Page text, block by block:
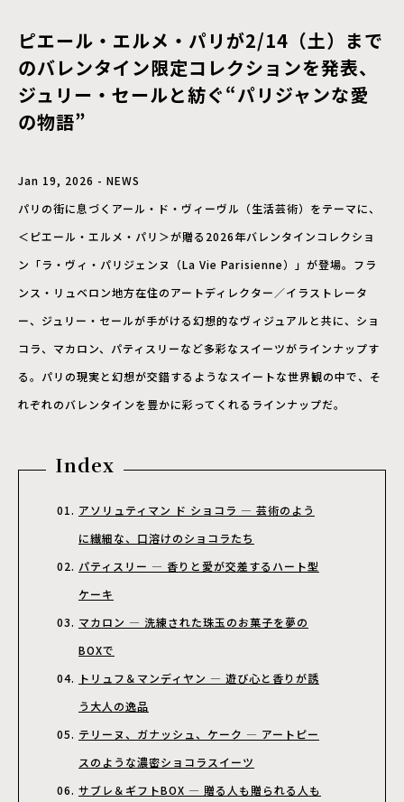
ピエール・エルメ・パリが2/14（土）まで
のバレンタイン限定コレクションを発表、
ジュリー・セールと紡ぐ“パリジャンな愛
の物語”
Jan 19, 2026 - NEWS
パリの街に息づくアール・ド・ヴィーヴル（生活芸術）をテーマに、
＜ピエール・エルメ・パリ＞が贈る2026年バレンタインコレクショ
ン「ラ・ヴィ・パリジェンヌ（La Vie Parisienne）」が登場。フラ
ンス・リュベロン地方在住のアートディレクター／イラストレータ
ー、ジュリー・セールが手がける幻想的なヴィジュアルと共に、ショ
コラ、マカロン、パティスリーなど多彩なスイーツがラインナップす
る。パリの現実と幻想が交錯するようなスイートな世界観の中で、そ
れぞれのバレンタインを豊かに彩ってくれるラインナップだ。
Index
アソリュティマン ド ショコラ ― 芸術のよう
に繊細な、口溶けのショコラたち
パティスリー ― 香りと愛が交差するハート型
ケーキ
マカロン ― 洗練された珠玉のお菓子を夢の
BOXで
トリュフ＆マンディヤン ― 遊び心と香りが誘
う大人の逸品
テリーヌ、ガナッシュ、ケーク ― アートピー
スのような濃密ショコラスイーツ
サブレ＆ギフトBOX ― 贈る人も贈られる人も